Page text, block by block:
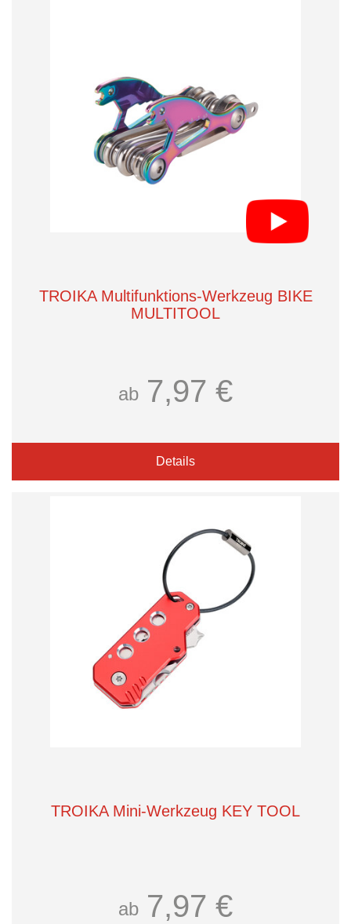
TROIKA Multifunktions-Werkzeug BIKE
MULTITOOL
ab 7,97 €
Details
TROIKA Mini-Werkzeug KEY TOOL
ab 7,97 €